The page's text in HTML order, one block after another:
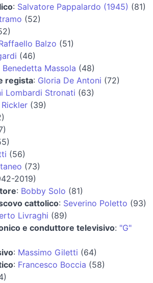
: Salvatore Pappalardo (1945) (81)
(52)
Balzo (51)
(46)
Benedetta Massola (48)
regista: Gloria De Antoni (72)
Lombardi Stronati (63)
(39)
(56)
(73)
2019)
: Bobby Solo (81)
cattolico: Severino Poletto (93)
Livraghi (89)
e conduttore televisivo: "G"
: Massimo Giletti (64)
: Francesco Boccia (58)